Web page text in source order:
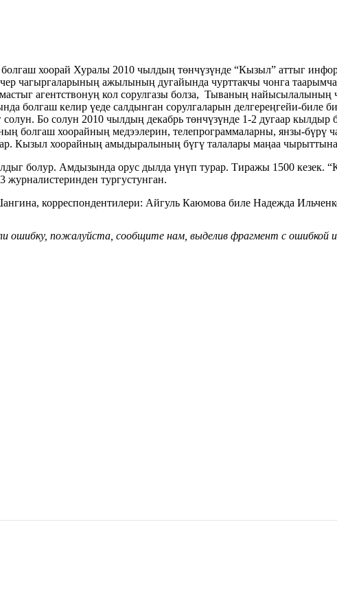
хоорай Хуралы 2010 чылдың төнчүзүнде “Кызыл” аттыг
чагыргаларының ажылының дугайында чурттакчы чонга
агентствонуң кол сорулгазы болза, Тываның
болгаш келир үеде салдынган сорулгаларын делгереңгейи-
Бо солун 2010 чылдың декабрь төнчүзүнде 1-2 дугаар
болгаш хоорайның медээлерин, телепрограммаларны, янзы-бүрү
Кызыл хоорайның амыдыралының бүгү талалары маңаа
болур. Амдызында орус дылда үнүп турар. Тиражы 1500 кезек.
тургустунган.
корреспондентилери: Айгуль Каюмова биле Надежда
ошибку, пожалуйста, сообщите нам, выделив фрагмент с